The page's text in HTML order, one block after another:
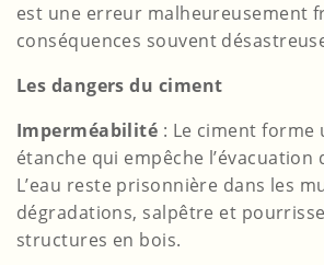
est une erreur malheureusement
conséquences souvent
Les dangers du ciment
Imperméabilité : Le ciment forme
étanche qui empêche l’évacuation
L’eau reste prisonnière dans les
dégradations, salpêtre et
structures en bois.